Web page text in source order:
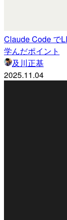
Claude Code で
学んだポイント
及川正基
2025.11.04